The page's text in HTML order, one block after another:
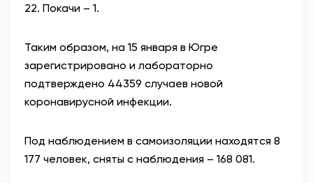
22. Покачи – 1.
Таким образом, на 15 января в Югре
зарегистрировано и лабораторно
подтверждено 44359 случаев новой
коронавирусной инфекции.
Под наблюдением в самоизоляции находятся 8
177 человек, сняты с наблюдения – 168 081.